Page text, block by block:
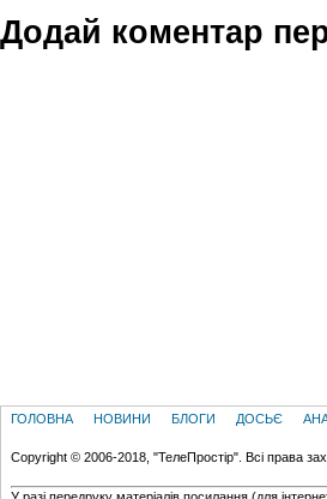
Додай коментар
ГОЛОВНА НОВИНИ БЛОГИ ДОСЬЄ
Copyright © 2006-2018, "ТелеПростір". Всі права